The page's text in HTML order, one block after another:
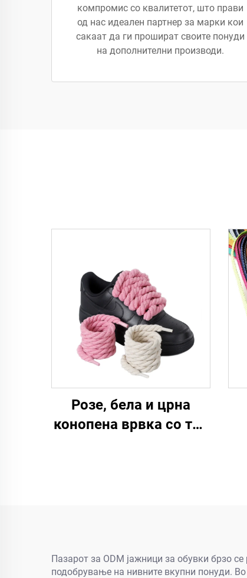
компромис со квалитетот, што прави
од нас идеален партнер за марки кои
сакаат да ги прошират своите понуди
на дополнителни производи.
Розе, бела и црна
конопена врвка со три
Пазарот за ODM јажници за обувки брзо
подобрување на нивните вкупни понуди.